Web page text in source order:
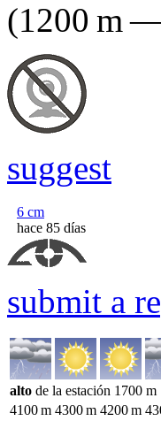
(1200 m
suggest
6 cm
hace 85 días
submit a
alto de la estación 1700 m
4100m 4300m 4200m